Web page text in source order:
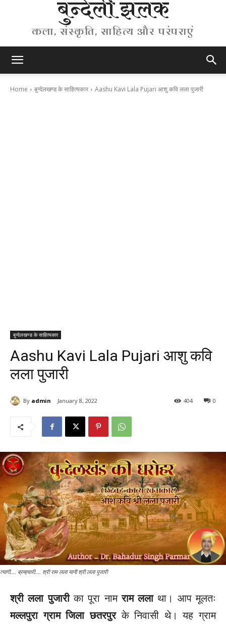
बुन्देली झलक
कला, संस्कृति, साहित्य और परंपराएं
Home बुन्देलखण्ड के साहित्यकार Aashu Kavi Lala Pujari आशु कवि लला पुजारी
बुन्देलखण्ड के साहित्यकार
Aashu Kavi Lala Pujari आशु कवि
लला पुजारी
By admin January 8, 2022 0
404
त्यागी.... ब्रम्हचारी.... श्री राम लला यानी श्री लला पुजारी
श्री लला पुजारीका पूरा नामराम ललाथा। आप मूलतः
मल्लपुरा ग्राम जिला छतरपुरके निवासी थे। यह ग्राम